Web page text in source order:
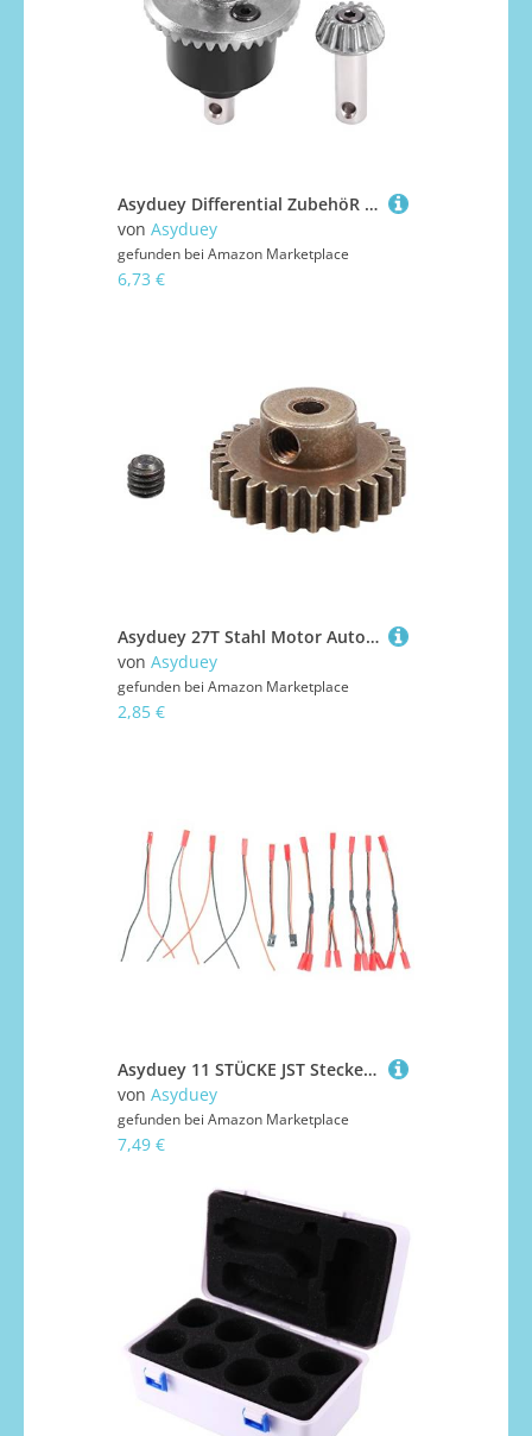
Asyduey Differential ZubehöR FYQCS01 für FY01 FY02 FY03 1/12 RC Auto Teile
von Asyduey
gefunden bei Amazon Marketplace
6,73 €
Asyduey 27T Stahl Motor Auto Upgrade Teile für 144001 124019 124018 A959-B A959B A969B RC Auto ErsatzzubehöR
von Asyduey
gefunden bei Amazon Marketplace
2,85 €
Asyduey 11 STÜCKE JST Stecker Splitter JST Stecker Buchse Y Kabel JST zu JR Adapter für -4 RC Auto KüHlung LüFter ESC Batterie Motor
von Asyduey
gefunden bei Amazon Marketplace
7,49 €